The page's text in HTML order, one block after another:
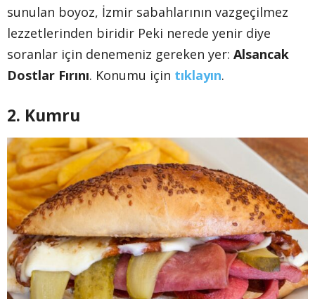
sunulan boyoz, İzmir sabahlarının vazgeçilmez
lezzetlerinden biridir Peki nerede yenir diye
soranlar için denemeniz gereken yer: Alsancak
Dostlar Fırını. Konumu için tıklayın.
2. Kumru